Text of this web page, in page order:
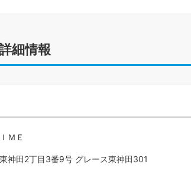
細情報
ＭＥ
神田2丁目3番9号 グレース東神田301